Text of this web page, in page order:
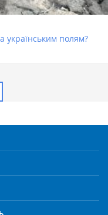
українським полям?